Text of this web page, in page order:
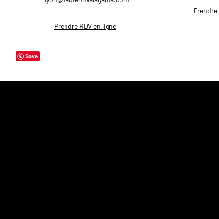
Prendre RDV en ligne
Prendre
Save